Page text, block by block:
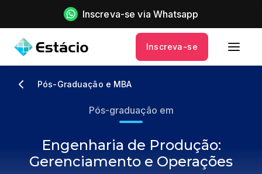
Inscreva-se via Whatsapp
Inscreva-se
Pós-Graduação e MBA
Pós-graduação em
Engenharia de Produção:
Gerenciamento e Operações